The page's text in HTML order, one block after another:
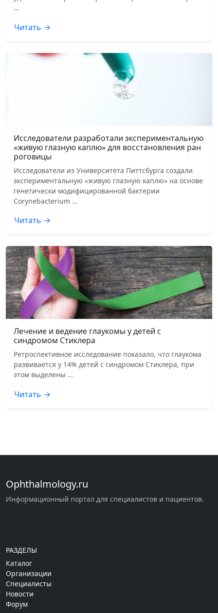
…
Читать →
Исследователи разработали экспериментальную
«живую глазную каплю» для восстановления ран
роговицы
Исследователи из Университета Питтсбурга создали
экспериментальную «живую глазную каплю» на основе
генетически модифицированной бактерии
Corynebacterium …
Читать →
Лечение и ведение глаукомы у детей с
синдромом Стиклера
Ретроспективное исследование показало, что глаукома
развивается у 14% детей с синдромом Стиклера, при
этом выделены …
Читать →
Ophthalmology.ru
Информационный портал для специалистов и пациентов.
РАЗДЕЛЫ
Каталог
Организации
Специалисты
Новости
Форум